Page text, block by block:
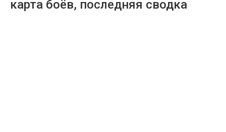
карта боёв, последняя сводка